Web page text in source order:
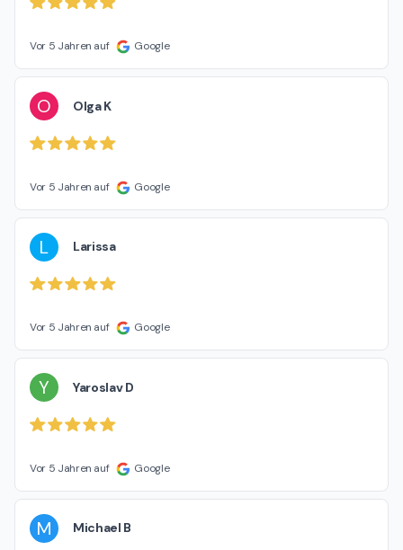
Vor 5 Jahren auf Google
O Olga K
Vor 5 Jahren auf Google
L Larissa
Vor 5 Jahren auf Google
Y Yaroslav D
Vor 5 Jahren auf Google
M Michael B